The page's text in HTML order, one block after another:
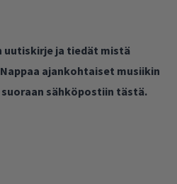
uutiskirje ja tiedät mistä
ajankohtaiset musiikin
sähköpostiin tästä.